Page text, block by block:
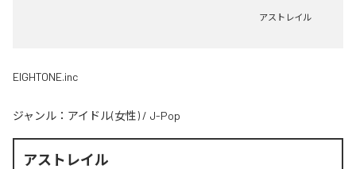
アストレイル
EIGHTONE.inc
ジャンル： アイドル(女性) / J-Pop
アストレイル